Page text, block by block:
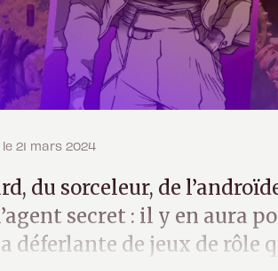
21 mars 2024
du sorceleur, de
secret : il y en aura
déferlante de jeux de rôle